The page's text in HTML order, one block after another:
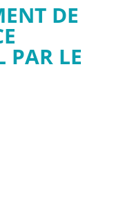
DE
PAR LE